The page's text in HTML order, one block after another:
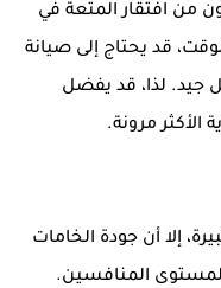
من افتقار المتعة في
قد يحتاج إلى صيانة
جيد. لذا، قد يفضل
الأكثر مرونة.
إلا أن جودة الخامات
لمستوى المنافسين.